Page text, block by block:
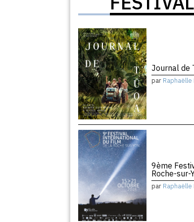
Journal de
par Raphaëlle
9ème
Roche-sur-
par Raphaëlle